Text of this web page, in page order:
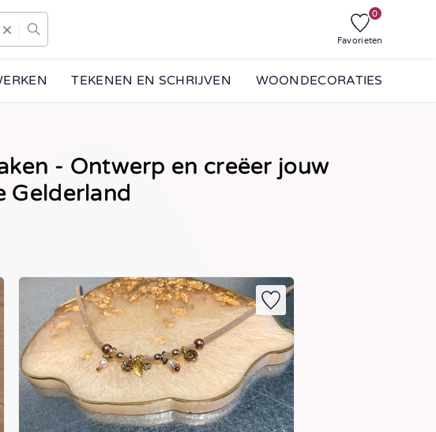
0
Favorieten
TEKENEN EN SCHRIJVEN WOONDECORATIES
- Ontwerp en creëer jouw
Gelderland